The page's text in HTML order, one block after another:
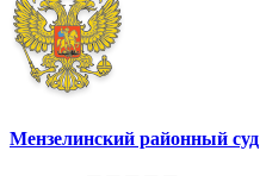
Мензелинский районный суд